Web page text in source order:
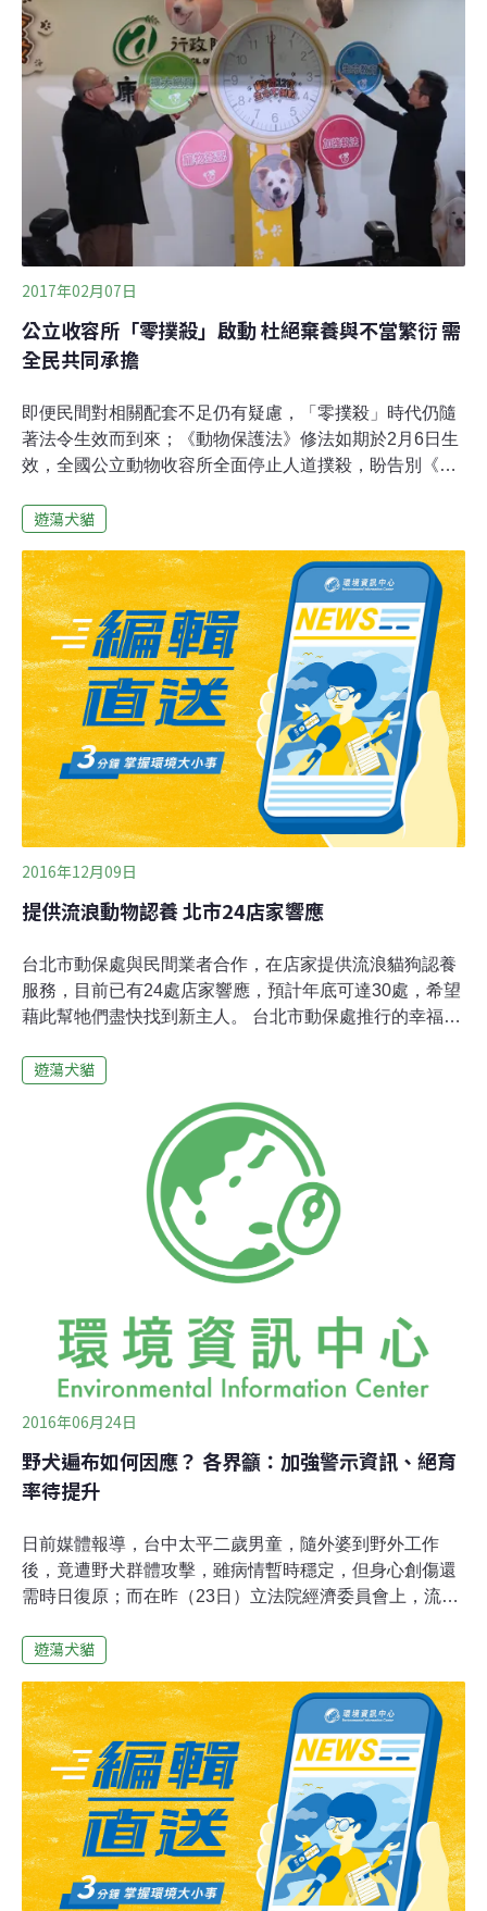
福利，但該發言人表示，他們目前無法評論摩洛哥，因為
2026年世界盃正在進行申辦程序，若他們發表立場可能會
對此造成影響。摩洛哥世界盃申辦委員會主席表示，舉辦
世界盃對國家非常重要，因為「摩洛哥人熱愛足球，相信
足球可以改變他們的生活，通過舉辦世界盃也能讓國家的
各個領域獲得發展」。
2017年02月07日
公立收容所「零撲殺」啟動 杜絕棄養與不當繁衍 需
全民共同承擔
即便民間對相關配套不足仍有疑慮，「零撲殺」時代仍隨
著法令生效而到來；《動物保護法》修法如期於2月6日生
效，全國公立動物收容所全面停止人道撲殺，盼告別《12
縣市動保治理經驗指出，惟有源頭管理杜絕你我不當棄養
命、友善動物的理想社會。人道撲殺殺不盡 源頭管理、尊
重生命共體零撲殺任務農委會表示，過去採以人道撲殺，
最高曾年撲殺10萬隻浪犬街貓；近10年隨著國人動保意識
抬頭，以及努力下，公立動物收容所認領養率由13.45%提
高至74.86%；收容動物撲殺率由74.57%降至12.38%。
「零（人道）撲殺」是指停止正常動物的安樂死。但是依
據《動物保護法》12條規定，目前收容動物若經獸醫師檢
出患有法定傳染病、重病無法治癒、嚴重影響環境衛生之
動物，基於減少動物痛苦，仍可安樂死。
遊蕩犬貓
2016年12月09日
提供流浪動物認養 北市24店家響應
台北市動保處與民間業者合作，在店家提供流浪貓狗認養
服務，目前已有24處店家響應，預計年底可達30處，希望
藉此幫牠們盡快找到新主人。 台北市動保處推行的幸福轉
不須到動物之家，即可就近到店家認養流浪貓狗，動保處
處店家參與小舖設點，希望年底擴展至30處，只要民眾認
養，即可獲得八大優惠，包括3年內享免費每年犬貓多價
混合疫苗、狂犬病疫苗、寄生蟲預防藥物等。
遊蕩犬貓
2016年06月24日
野犬遍布如何因應？ 各界籲：加強警示資訊、絕育
率待提升
日前媒體報導，台中太平二歲男童，隨外婆到野外工作
後，竟遭野犬群體攻擊，雖病情暫時穩定，但身心創傷還
需時日復原；而在昨（23日）立法院經濟委員會上，流浪
容鄉村地區野犬數量，多位立委也檢討絕育率未達先前設
事實，台中市社會局副局長陳仲良建議，政府應掌握訊
息，比照危險水域製作警示標誌，盡到告知的責任。野犬
遍布已成社會事實，民眾必須知道相關資訊。圖片來源：
陽明山國家公園管理處柯姓男童目前仍在加護病房，未來
幾日仍需密集觀察。陳仲良接受採訪時表示，社會局已由
家訪中心介入處理，由於阿嬤一心只在意孩子的安危，未
能更多深談，初步了解並未讓孩子獨處，未有明顯照顧疏
忽。社會局將評估阿嬤照養孫子時還需那些資源協助，提
遊蕩犬貓